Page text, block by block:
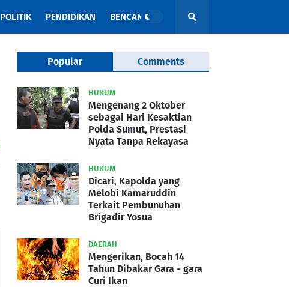
POLITIK PENDIDIKAN BENCANA
Popular Comments
HUKUM
Mengenang 2 Oktober
sebagai Hari Kesaktian
Polda Sumut, Prestasi
Nyata Tanpa Rekayasa
HUKUM
Dicari, Kapolda yang
Melobi Kamaruddin
Terkait Pembunuhan
Brigadir Yosua
DAERAH
Mengerikan, Bocah 14
Tahun Dibakar Gara - gara
Curi Ikan